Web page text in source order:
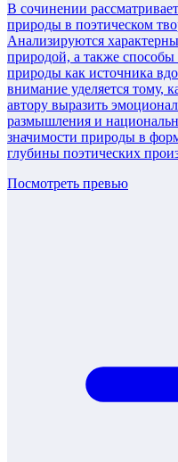
В сочинении
природы в поэтическом
Анализируются
природой, а также
природы как источника
внимание уделяется тому,
автору выразить
размышления и
значимости природы в
глубины поэтических
Посмотреть превью